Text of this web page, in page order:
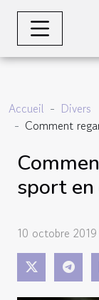
Accueil
Divers
Comment
sport
10 octobre